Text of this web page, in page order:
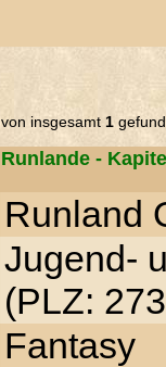
von insgesamt 1
Runlande -
Runland
Jugend-
(PLZ:
Fantasy